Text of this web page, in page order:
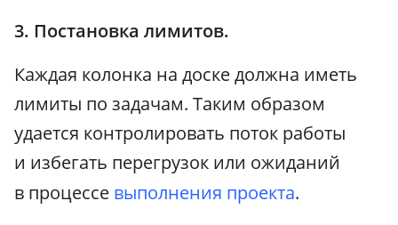
3. Постановка лимитов.
Каждая колонка на доске должна иметь
лимиты по задачам. Таким образом
удается контролировать поток работы
и избегать перегрузок или ожиданий
в процессе выполнения проекта.